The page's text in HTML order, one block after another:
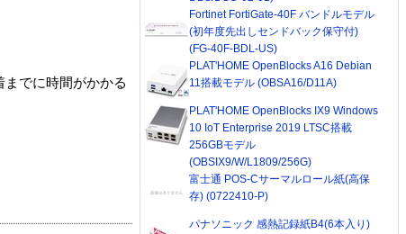
でに時間がかかる
Fortinet FortiGate-40F バンドルモデル
(初年度先出しセンドバック保守付)
(FG-40F-BDL-US)
PLAT'HOME OpenBlocks A16 Debian
11搭載モデル (OBSA16/D11A)
PLAT'HOME OpenBlocks IX9 Windows
10 IoT Enterprise 2019 LTSC搭載
256GBモデル
(OBSIX9/W/L1809/256G)
富士通 POS-Cサーマルロール紙(高保
存) (0722410-P)
パナソニック 感熱記録紙B4(6本入り)